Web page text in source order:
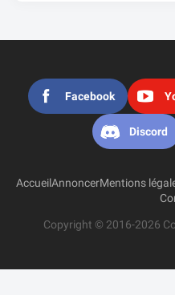
Facebook
Discord
AccueilAnnoncerMentions
Copyright © 2016-2026